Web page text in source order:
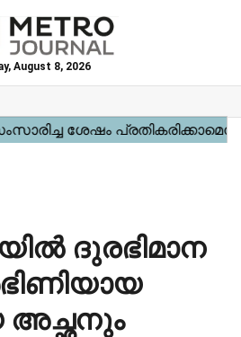
August 8, 2026
ദുരഭിമാന
അച്ഛനും